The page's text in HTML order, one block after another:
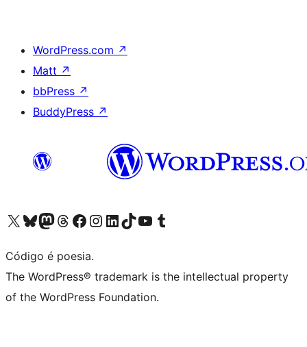
WordPress.com ↗
Matt ↗
bbPress ↗
BuddyPress ↗
Acessar nossa conta do X (antigo Twitter)
Acessar nossa conta do Bluesky
Acessar nossa conta do Mastodon
Acessar nossa conta do Threads
Acessar nossa página do Facebook
Acessar nossa conta do Instagram
Acessar nossa conta do LinkedIn
Acessar nossa conta do TikTok
Acessar nosso canal do YouTube
Acessar nossa conta no Tumblr
Código é poesia.
The WordPress® trademark is the intellectual property
of the WordPress Foundation.